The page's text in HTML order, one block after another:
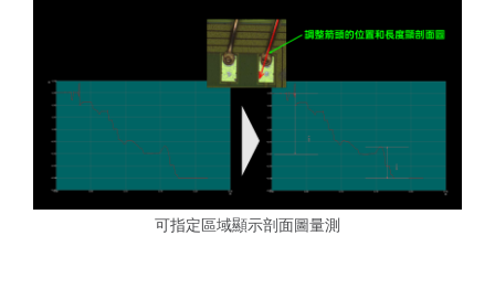
可指定區域顯示剖面圖量測